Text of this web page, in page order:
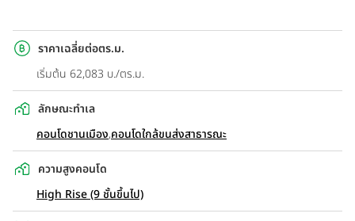
ราคาเฉลี่ยต่อตร.ม.
เริ่มต้น 62,083 บ./ตร.ม.
ลักษณะทำเล
คอนโดชานเมือง,คอนโดใกล้ขนส่งสาธารณะ
ความสูงคอนโด
High Rise (9 ชั้นขึ้นไป)